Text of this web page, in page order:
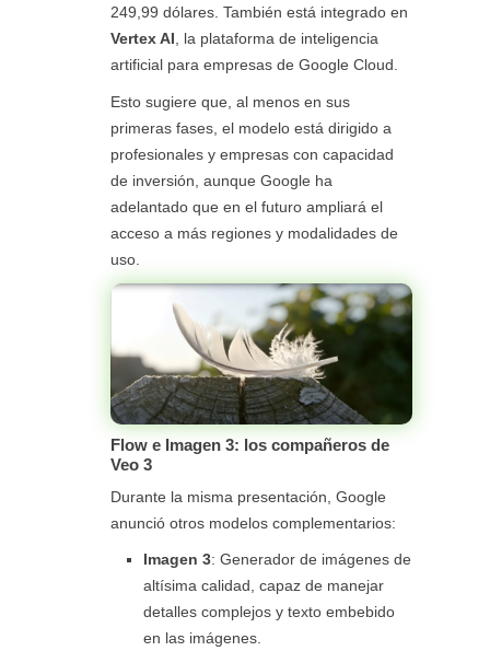
249,99 dólares. También está integrado en
Vertex AI, la plataforma de inteligencia
artificial para empresas de Google Cloud.
Esto sugiere que, al menos en sus
primeras fases, el modelo está dirigido a
profesionales y empresas con capacidad
de inversión, aunque Google ha
adelantado que en el futuro ampliará el
acceso a más regiones y modalidades de
uso.
Flow e Imagen 3: los compañeros de
Veo 3
Durante la misma presentación, Google
anunció otros modelos complementarios:
Imagen 3: Generador de imágenes de
altísima calidad, capaz de manejar
detalles complejos y texto embebido
en las imágenes.